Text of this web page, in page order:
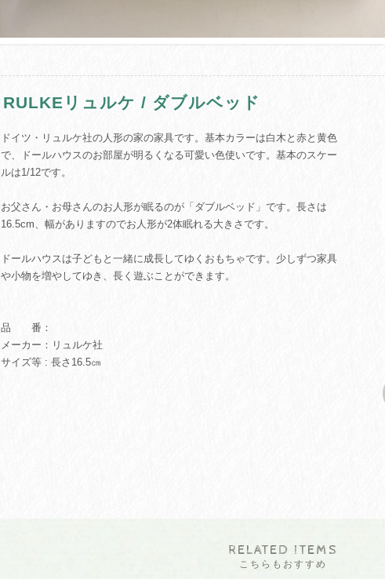
RULKEリュルケ / ダブルベッド
ドイツ・リュルケ社の人形の家の家具です。基本カラーは白木と赤と黄色
で、ドールハウスのお部屋が明るくなる可愛い色使いです。基本のスケー
ルは1/12です。
お父さん・お母さんのお人形が眠るのが「ダブルベッド」です。長さは
16.5cm、幅がありますのでお人形が2体眠れる大きさです。
ドールハウスは子どもと一緒に成長してゆくおもちゃです。少しずつ家具
や小物を増やしてゆき、長く遊ぶことができます。
品 番：
メーカー：リュルケ社
サイズ等 : 長さ16.5㎝
RELATED ITEMS
こちらもおすすめ